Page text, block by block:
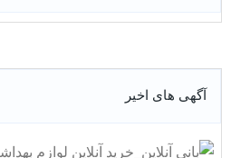
آگهی های اخیر